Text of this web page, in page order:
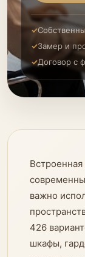
Замер и
Договор с
важно
426
шкафы,